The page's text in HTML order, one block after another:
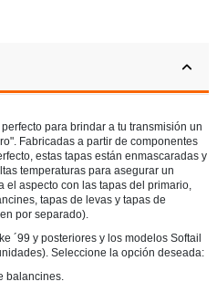
para brindar a tu transmisión un
Fabricadas a partir de componentes
estas tapas están enmascaradas y
temperaturas para asegurar un
el aspecto con las tapas del primario,
tapas de levas y tapas de
por separado).
´99 y posteriores y los modelos Softail
Seleccione la opción deseada:
balancines.